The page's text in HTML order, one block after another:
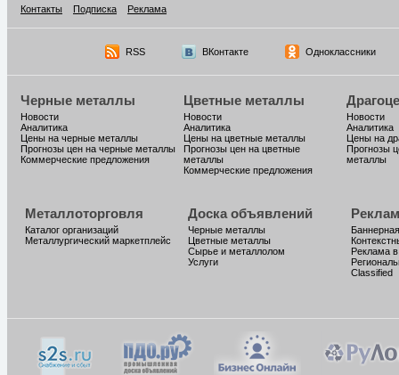
Контакты
Подписка Реклама
RSS ВКонтакте Одноклассники
Черные металлы
Новости
Аналитика
Цены на черные металлы
Прогнозы цен на черные металлы
Коммерческие предложения
Цветные металлы
Новости
Аналитика
Цены на цветные металлы
Прогнозы цен на цветные
металлы
Коммерческие предложения
Новости
Аналитика
Цены на
Прогнозы
металлы
Металлоторговля
Каталог организаций
Металлургический маркетплейс
Доска объявлений
Черные металлы
Цветные металлы
Сырье и металлолом
Услуги
Реклама
Classified